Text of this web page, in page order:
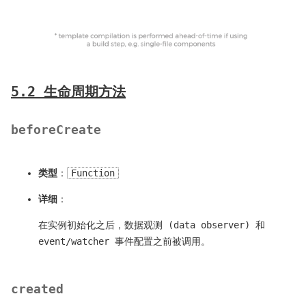
5.2 生命周期方法
beforeCreate
类型 ： Function
详细 ：
在实例初始化之后，数据观测 (data observer) 和
event/watcher 事件配置之前被调用。
created